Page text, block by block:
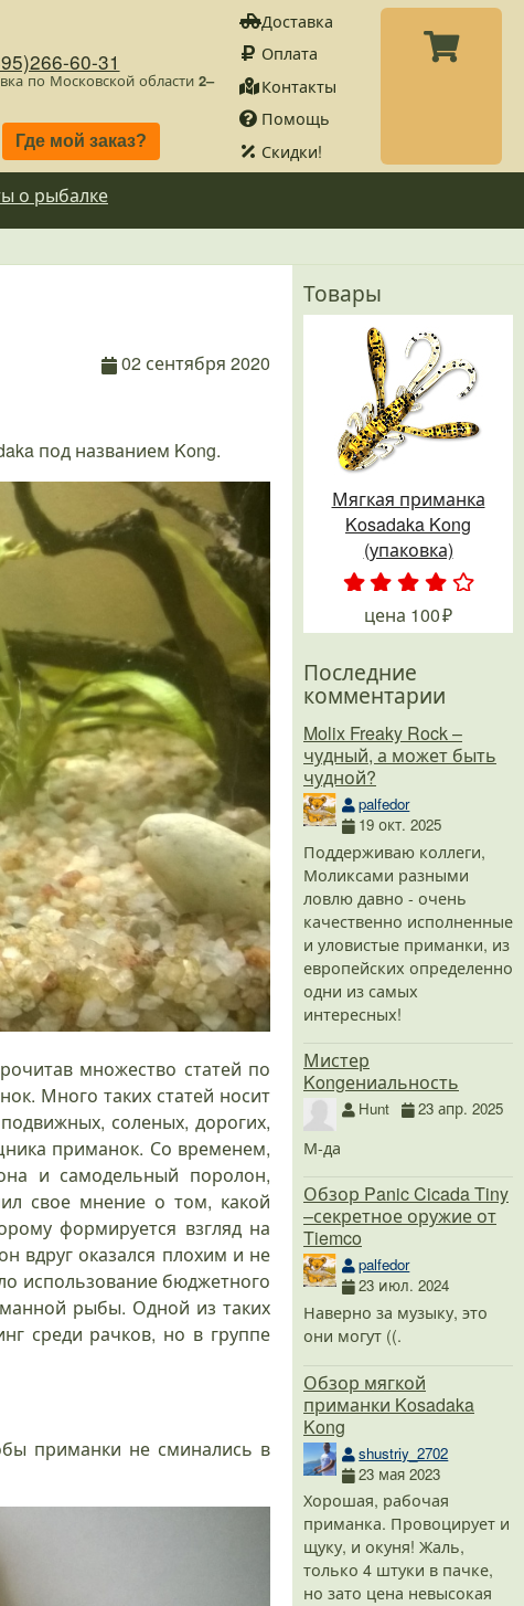
Доставка
Оплата
Контакты
Помощь
Скидки!
60-31
по Московской области 2–
Где мой заказ?
о рыбалке
02 сентября 2020
под названием Kong.
множество статей по
Много таких статей носит
соленых, дорогих,
приманок. Со временем,
и самодельный поролон,
свое мнение о том, какой
формируется взгляд на
вдруг оказался плохим и не
использование бюджетного
рыбы. Одной из таких
среди рачков, но в группе
приманки не сминались в
Товары
Мягкая приманка
Kosadaka Kong
(упаковка)
. .
цена 100
Последние
комментарии
Molix Freaky Rock –
чудный, а может быть
чудной?
palfedor
19 окт. 2025
Поддерживаю коллеги,
Моликсами разными
ловлю давно - очень
качественно исполненные
и уловистые приманки, из
европейских определенно
одни из самых
интересных!
Мистер
Kongениальность
Hunt 23 апр. 2025
М-да
Обзор Panic Cicada Tiny
–секретное оружие от
Tiemco
palfedor
23 июл. 2024
Наверно за музыку, это
они могут ((.
Обзор мягкой
приманки Kosadaka
Kong
shustriy_2702
23 мая 2023
Хорошая, рабочая
приманка. Провоцирует и
щуку, и окуня! Жаль,
только 4 штуки в пачке,
но зато цена невысокая